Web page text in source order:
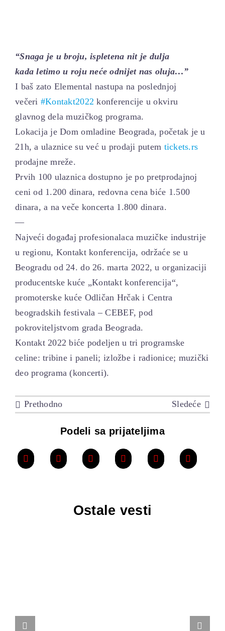
“Snaga je u broju, ispletena nit je dulja
kada letimo u roju neće odnijet nas oluja…”
I baš zato Elemental nastupa na poslednjoj
večeri #Kontakt2022 konferencije u okviru
glavnog dela muzičkog programa.
Lokacija je Dom omladine Beograda, početak je u
21h, a ulaznice su već u prodaji putem tickets.rs
prodajne mreže.
Prvih 100 ulaznica dostupno je po pretprodajnoj
ceni od 1.200 dinara, redovna cena biće 1.500
dinara, a na veče koncerta 1.800 dinara.
—
Najveći događaj profesionalaca muzičke industrije
u regionu, Kontakt konferencija, održaće se u
Beogradu od 24. do 26. marta 2022, u organizaciji
producentske kuće „Kontakt konferencija“,
promoterske kuće Odličan Hrčak i Centra
beogradskih festivala – CEBEF, pod
pokroviteljstvom grada Beograda.
Kontakt 2022 biće podeljen u tri programske
celine: tribine i paneli; izložbe i radionice; muzički
deo programa (koncerti).
Prethodno Sledeće
Podeli sa prijateljima
Ostale vesti